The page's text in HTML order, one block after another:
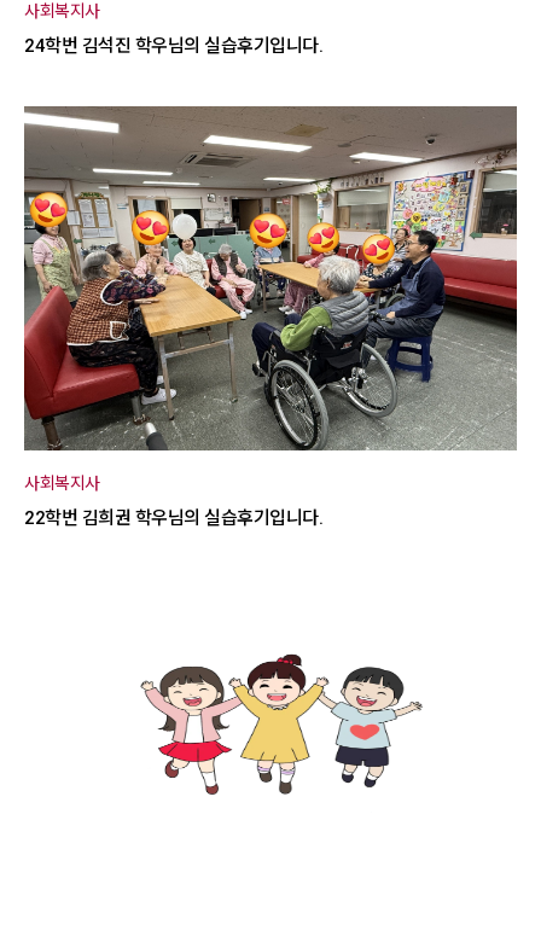
사회복지사
24학번 김석진 학우님의 실습후기입니다.
사회복지사
22학번 김희권 학우님의 실습후기입니다.